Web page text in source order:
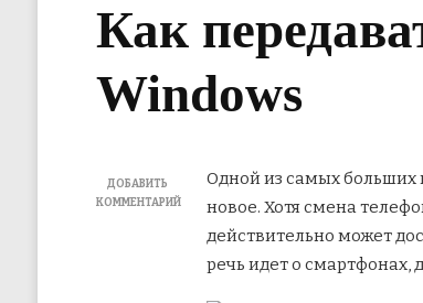
Как
Windows
ДОБАВИТЬ
КОММЕНТАРИЙ
ПЕРЕДАВАТЬ
Одной из самых больших
новое. Хотя смена
действительно может
речь идет о смартфонах,